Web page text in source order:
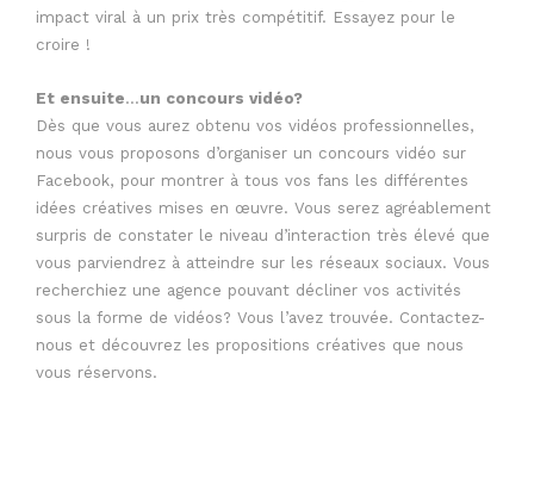
impact viral à un prix très compétitif. Essayez pour le
croire !
Et ensuite…un concours vidéo?
Dès que vous aurez obtenu vos vidéos professionnelles,
nous vous proposons d’organiser un concours vidéo sur
Facebook, pour montrer à tous vos fans les différentes
idées créatives mises en œuvre. Vous serez agréablement
surpris de constater le niveau d’interaction très élevé que
vous parviendrez à atteindre sur les réseaux sociaux. Vous
recherchiez une agence pouvant décliner vos activités
sous la forme de vidéos? Vous l’avez trouvée. Contactez-
nous et découvrez les propositions créatives que nous
vous réservons.